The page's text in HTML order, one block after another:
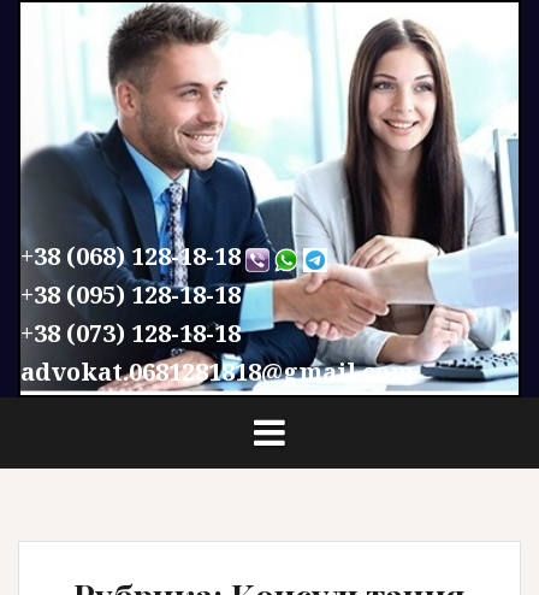
+38 (068) 128-18-18
+38 (095) 128-18-18
+38 (073) 128-18-18
advokat.0681281818@gmail.com